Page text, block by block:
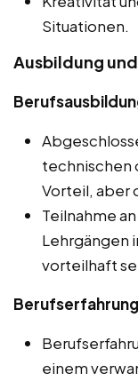
Situationen.
Ausbildung
technischen
Vorteil, aber
Teilnahme
Lehrgängen
vorteilhaft
Berufserfahrung
einem